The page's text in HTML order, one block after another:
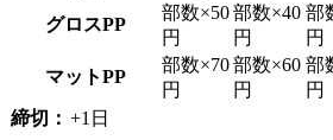
グロスPP
部数×50
円
部数×40
円
部
円
マットPP
部数×70
円
部数×60
円
部
円
締切： +1日